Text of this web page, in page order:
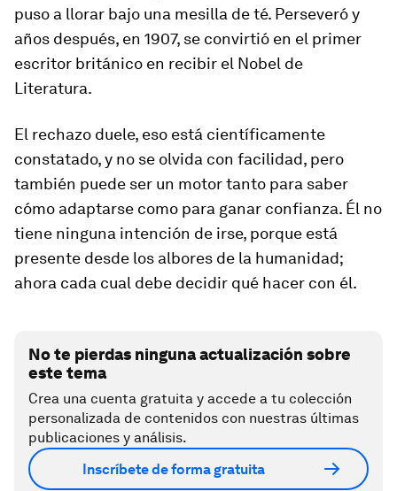
puso a llorar bajo una mesilla de té. Perseveró y
años después, en 1907, se convirtió en el primer
escritor británico en recibir el Nobel de
Literatura.
El rechazo duele, eso está científicamente
constatado, y no se olvida con facilidad, pero
también puede ser un motor tanto para saber
cómo adaptarse como para ganar confianza. Él no
tiene ninguna intención de irse, porque está
presente desde los albores de la humanidad;
ahora cada cual debe decidir qué hacer con él.
No te pierdas ninguna actualización sobre
este tema
Crea una cuenta gratuita y accede a tu colección
personalizada de contenidos con nuestras últimas
publicaciones y análisis.
Inscríbete de forma gratuita